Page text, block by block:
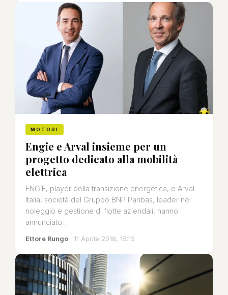
MOTORI
Engie e Arval insieme per un
progetto dedicato alla mobilità
elettrica
ENGIE, player della transizione energetica, e Arval
Italia, società del Gruppo BNP Paribas, leader nel
noleggio e gestione di flotte aziendali, hanno
annunciato…
Ettore Rungo · 11 Aprile 2018, 15:15